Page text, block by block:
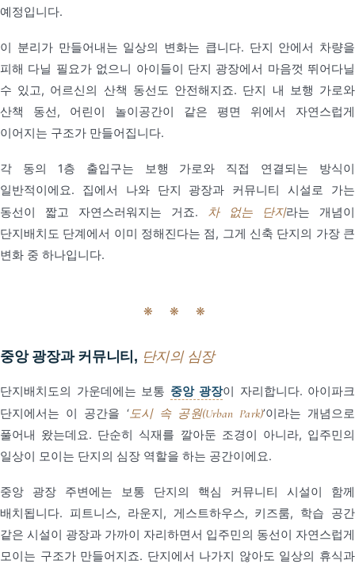
예정입니다.
이 분리가 만들어내는 일상의 변화는 큽니다. 단지 안에서 차량을
피해 다닐 필요가 없으니 아이들이 단지 광장에서 마음껏 뛰어다닐
수 있고, 어르신의 산책 동선도 안전해지죠. 단지 내 보행 가로와
산책 동선, 어린이 놀이공간이 같은 평면 위에서 자연스럽게
이어지는 구조가 만들어집니다.
각 동의 1층 출입구는 보행 가로와 직접 연결되는 방식이
일반적이에요. 집에서 나와 단지 광장과 커뮤니티 시설로 가는
동선이 짧고 자연스러워지는 거죠. 차 없는 단지라는 개념이
단지배치도 단계에서 이미 정해진다는 점, 그게 신축 단지의 가장 큰
변화 중 하나입니다.
❋ ❋ ❋
중앙 광장과 커뮤니티, 단지의 심장
단지배치도의 가운데에는 보통 중앙 광장이 자리합니다. 아이파크
단지에서는 이 공간을 ‘도시 속 공원(Urban Park)’이라는 개념으로
풀어내 왔는데요. 단순히 식재를 깔아둔 조경이 아니라, 입주민의
일상이 모이는 단지의 심장 역할을 하는 공간이에요.
중앙 광장 주변에는 보통 단지의 핵심 커뮤니티 시설이 함께
배치됩니다. 피트니스, 라운지, 게스트하우스, 키즈룸, 학습 공간
같은 시설이 광장과 가까이 자리하면서 입주민의 동선이 자연스럽게
모이는 구조가 만들어지죠. 단지에서 나가지 않아도 일상의 휴식과